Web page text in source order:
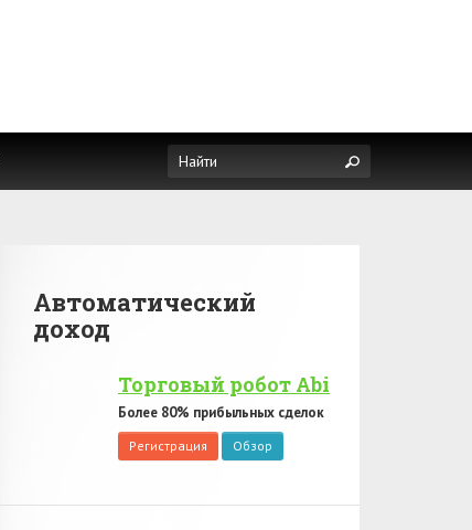
Автоматический
доход
Торговый робот Abi
Более 80% прибыльных сделок
Регистрация Обзор